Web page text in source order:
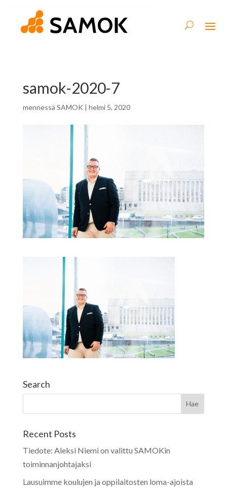
samok-2020-7
mennessä SAMOK | helmi 5, 2020
Search
Recent Posts
Tiedote: Aleksi Niemi on valittu SAMOKin
toiminnanjohtajaksi
Lausuimme koulujen ja oppilaitosten loma-ajoista